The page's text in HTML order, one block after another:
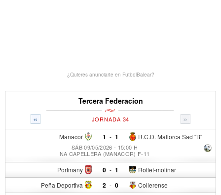
¿Quieres anunciarte en FutbolBalear?
Tercera Federacion
« »
JORNADA 34
Manacor 1 - R.C.D. Mallorca Sad "B"
1
SÁB 09/05/2026 - 15:00 H
NA CAPELLERA (MANACOR) F-11
Portmany 0 - Rotlet-molinar
1
Peña Deportiva 2 - Collerense
0